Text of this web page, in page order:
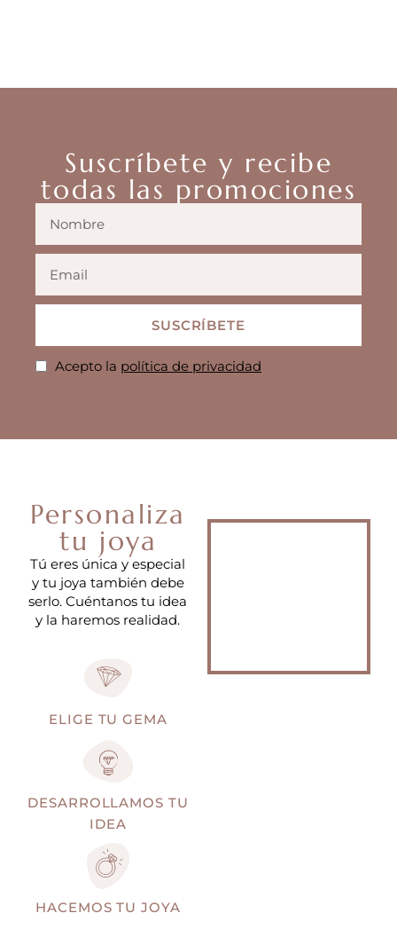
Suscríbete y recibe
todas las promociones
Acepto la política de privacidad
SUSCRÍBETE
Personaliza
tu joya
Tú eres única y especial
y tu joya también debe
serlo. Cuéntanos tu idea
y la haremos realidad.
ELIGE TU GEMA
DESARROLLAMOS TU
IDEA
HACEMOS TU JOYA